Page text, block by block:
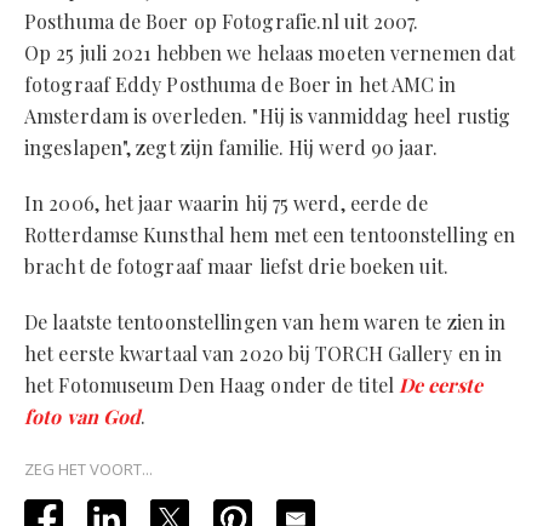
Posthuma de Boer op Fotografie.nl uit 2007.
Op 25 juli 2021 hebben we helaas moeten vernemen dat
fotograaf Eddy Posthuma de Boer in het AMC in
Amsterdam is overleden. "Hij is vanmiddag heel rustig
ingeslapen", zegt zijn familie. Hij werd 90 jaar.
In 2006, het jaar waarin hij 75 werd, eerde de
Rotterdamse Kunsthal hem met een tentoonstelling en
bracht de fotograaf maar liefst drie boeken uit.
De laatste tentoonstellingen van hem waren te zien in
het eerste kwartaal van 2020 bij TORCH Gallery en in
het Fotomuseum Den Haag onder de titelDe eerste
foto van God.
ZEG HET VOORT...